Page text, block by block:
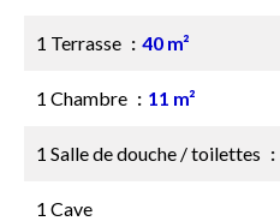
1 Terrasse 40 m²
1 Chambre 11 m²
1 Salle de douche / toilettes
1 Cave